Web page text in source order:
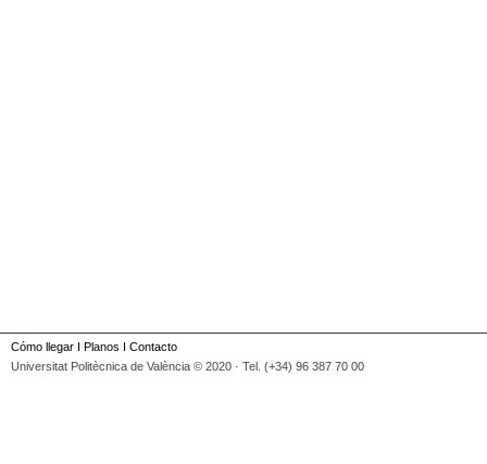
Cómo llegar I Planos I Contacto
Universitat Politècnica de València © 2020 · Tel. (+34) 96 387 70 00